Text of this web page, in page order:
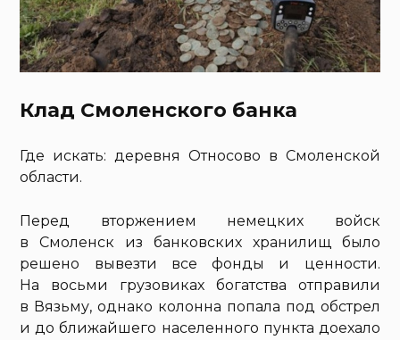
Клад Смоленского банка
Где искать: деревня Относово в Смоленской
области.
Перед вторжением немецких войск
в Смоленск из банковских хранилищ было
решено вывезти все фонды и ценности.
На восьми грузовиках богатства отправили
в Вязьму, однако колонна попала под обстрел
и до ближайшего населенного пункта доехало